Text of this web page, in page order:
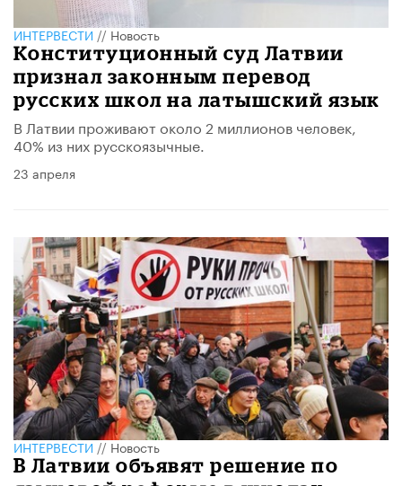
ИНТЕРВЕСТИ//Новость
Конституционный суд Латвии
признал законным перевод
русских школ на латышский язык
В Латвии проживают около 2 миллионов человек,
40% из них русскоязычные.
23 апреля
ИНТЕРВЕСТИ//Новость
В Латвии объявят решение по